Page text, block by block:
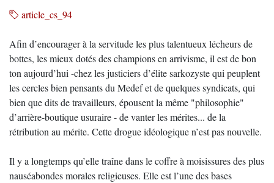
article_cs_94
Afin d’encourager à la servitude les plus talentueux lécheurs de
bottes, les mieux dotés des champions en arrivisme, il est de bon
ton aujourd’hui -chez les justiciers d’élite sarkozyste qui peuplent
les cercles bien pensants du Medef et de quelques syndicats, qui
bien que dits de travailleurs, épousent la même "philosophie"
d’arrière-boutique usuraire - de vanter les mérites... de la
rétribution au mérite. Cette drogue idéologique n’est pas nouvelle.
Il y a longtemps qu’elle traîne dans le coffre à moisissures des plus
nauséabondes morales religieuses. Elle est l’une des bases